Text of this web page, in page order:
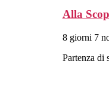
Alla
8 giorni 7
Partenza di